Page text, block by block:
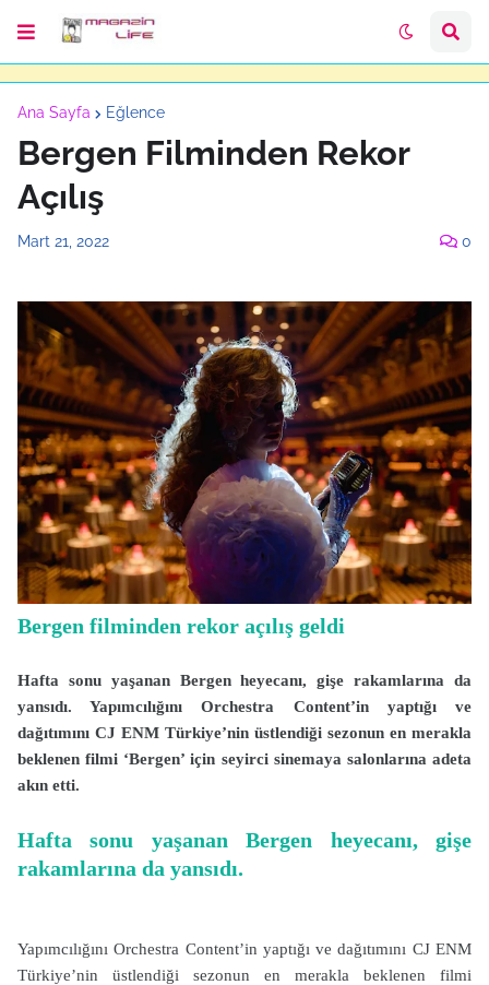
Ana Sayfa Eğlence
Bergen Filminden Rekor
Açılış
Mart 21, 2022 0
Bergen filminden rekor açılış geldi
Hafta sonu yaşanan Bergen heyecanı, gişe rakamlarına da
yansıdı. Yapımcılığını Orchestra Content’in yaptığı ve
dağıtımını CJ ENM Türkiye’nin üstlendiği sezonun en merakla
beklenen filmi ‘Bergen’ için seyirci sinemaya salonlarına adeta
akın etti.
Hafta sonu yaşanan Bergen heyecanı, gişe
rakamlarına da yansıdı.
Yapımcılığını Orchestra Content’in yaptığı ve dağıtımını CJ ENM
Türkiye’nin üstlendiği sezonun en merakla beklenen filmi